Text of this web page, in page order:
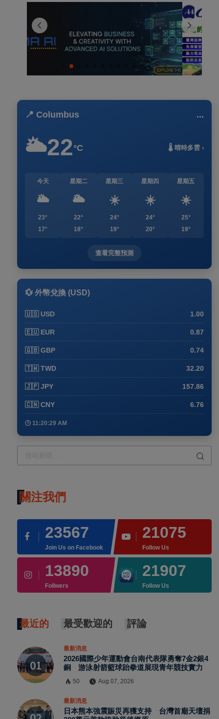
📍 Columbus ...
🌥️22°C 🌡️ 晴時多雲 ›
今天
🌥️
23°
17°
星期二
🌥️
22°
18°
星期三
☀️
24°
19°
星期四
☀️
24°
20°
星期五
☀️
25°
19°
查看完整預測
💱 外幣兌換 (USD)
🇺🇸 USD 1.00
🇪🇺 EUR 0.87
🇬🇧 GBP 0.74
🇹🇼 TWD 32.20
🇯🇵 JPY 157.86
🇨🇳 CNY 6.76
🕒 11:20:29 AM
關注我們
23567
Join Us on Facebook
21075
Follow Us
13890
Follwers
21907
Follow Us
最近的 最受歡迎的 評論
最新消息
2026國際少年運動會台南代表隊勇奪7金2銀4
銅 游泳射箭籃球跆拳道展現青年競技實力
50 Aug 07, 2026
最新消息
日本熊本強震賑災再獲支持 台灣首廟天壇捐